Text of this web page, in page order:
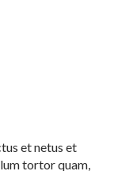
et netus et
tortor quam,